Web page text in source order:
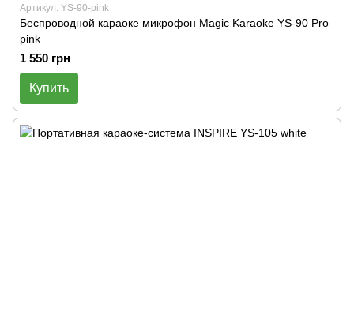
Артикул: YS-90-pink
Беспроводной караоке микрофон Magic Karaoke YS-90 Pro
pink
1 550 грн
Купить